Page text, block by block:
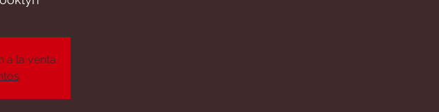
a la venta